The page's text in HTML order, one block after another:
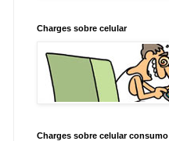
Charges sobre celular
Charges sobre celular consumo